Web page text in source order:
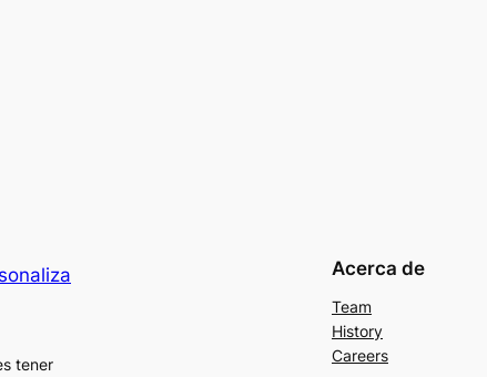
tener
Acerca de
Team
History
Careers